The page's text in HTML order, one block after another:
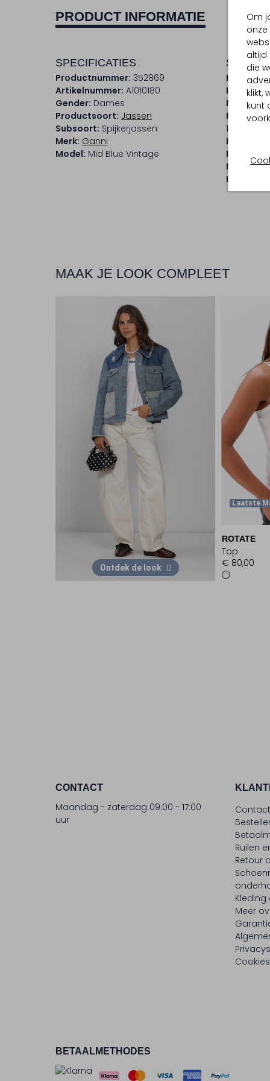
Om
altijd
die
klikt,
kunt
PRODUCT INFORMATIE
SPECIFICATIES
Productnummer: 352869
Artikelnummer: A1010180
Gender: Dames
Productsoort: Jassen
Subsoort: Spijkerjassen
Merk: Ganni
Model: Mid Blue Vintage
Kleur: Wit
Patroon:
100 %
Pasvorm:
Halslijn:
Lengte:
MAAK JE LOOK COMPLEET
Ontdek de look
Laatste
ROTATE
Top
€ 80,00
CONTACT
Maandag - zaterdag 09:00 - 17:00
uur
Contact
Ruilen
Retour
Meer
BETAALMETHODES